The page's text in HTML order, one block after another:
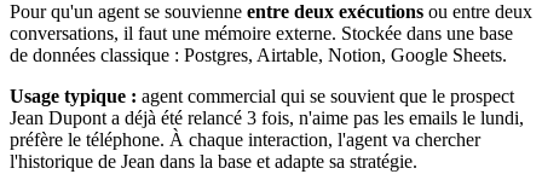
Pour qu'un agent se souvienne entre deux exécutions ou entre deux
conversations, il faut une mémoire externe. Stockée dans une base
de données classique : Postgres, Airtable, Notion, Google Sheets.
Usage typique : agent commercial qui se souvient que le prospect
Jean Dupont a déjà été relancé 3 fois, n'aime pas les emails le lundi,
préfère le téléphone. À chaque interaction, l'agent va chercher
l'historique de Jean dans la base et adapte sa stratégie.